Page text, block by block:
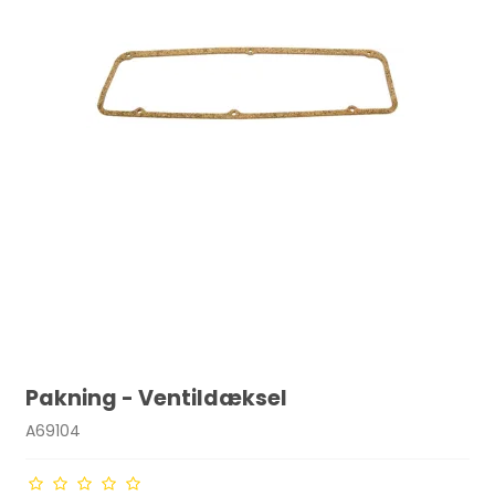
Pakning - Ventildæksel
A69104